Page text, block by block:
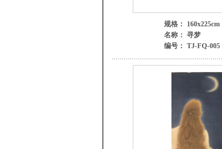
规格： 160x225cm
名称： 寻梦
编号： TJ-FQ-005